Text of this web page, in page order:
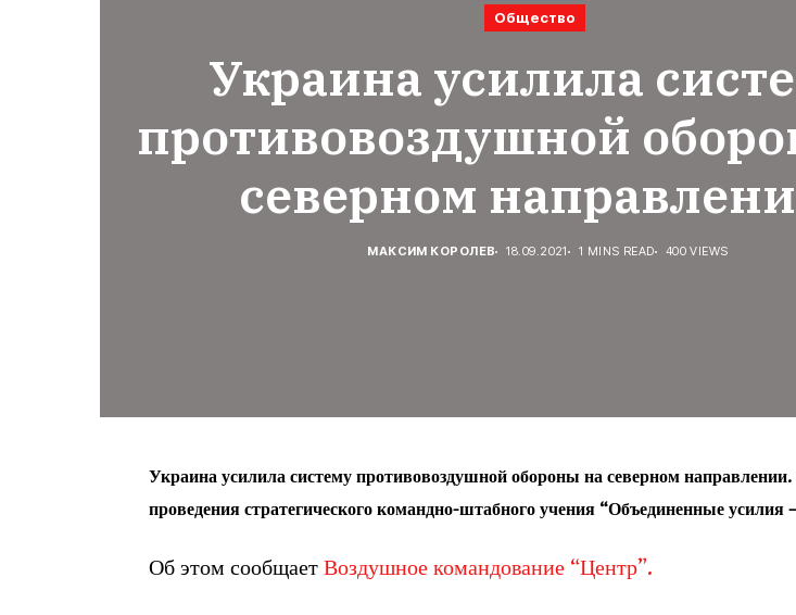
Общество
Украина усилила
противовоздушной
северном
МАКСИМ КОРОЛЕВ 18.09.2021 1 MINS READ 400 VIEWS
Украина усилила систему противовоздушной обороны на северном
проведения стратегического командно-штабного учения “Объединенные усилия
Об этом сообщает Воздушное командование “Центр”.